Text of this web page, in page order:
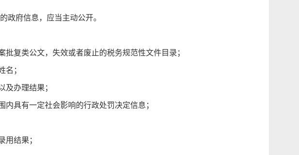
府信息，应当主动公开。
复类公文，失效或者废止的税务规范性文件目录；
；
办理结果；
具有一定社会影响的行政处罚决定信息；
结果；